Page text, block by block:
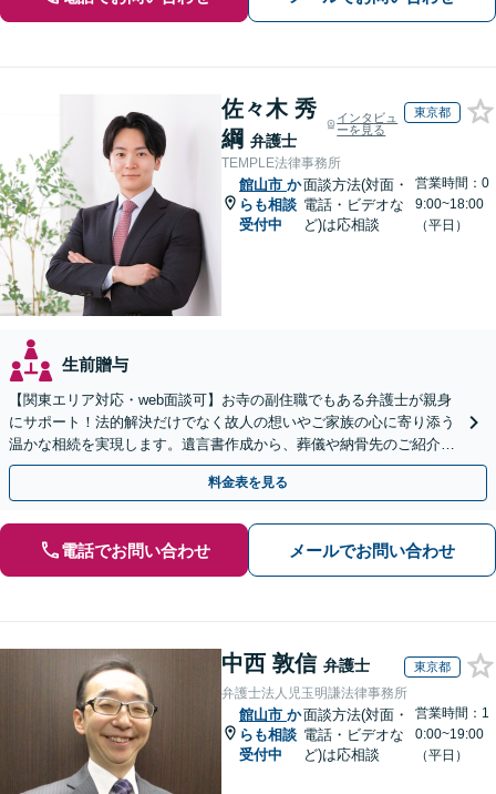
佐々木 秀
綱 弁護士
インタビュ
ーを見る
東京都
TEMPLE法律事務所
館山市 か
らも相談
受付中
面談方法(対面・
電話・ビデオな
ど)は応相談
営業時間：0
9:00~18:00
（平日）
生前贈与
【関東エリア対応・web面談可】お寺の副住職でもある弁護士が親身
にサポート！法的解決だけでなく故人の想いやご家族の心に寄り添う
温かな相続を実現します。遺言書作成から、葬儀や納骨先のご紹介な
どご家族の負担をワンストップで軽減。【初回相談無料】
料金表を見る
電話でお問い合わせ メールでお問い合わせ
中西 敦信 弁護士 東京都
弁護士法人児玉明謙法律事務所
館山市 か
らも相談
受付中
面談方法(対面・
電話・ビデオな
ど)は応相談
営業時間：1
0:00~19:00
（平日）